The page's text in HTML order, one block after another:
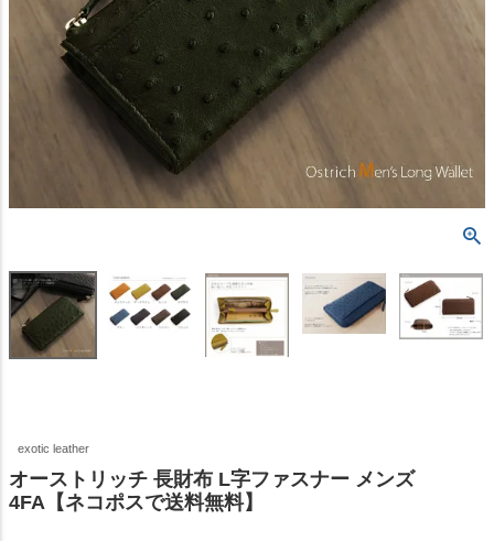
exotic leather
オーストリッチ 長財布 L字ファスナー メンズ
4FA【ネコポスで送料無料】